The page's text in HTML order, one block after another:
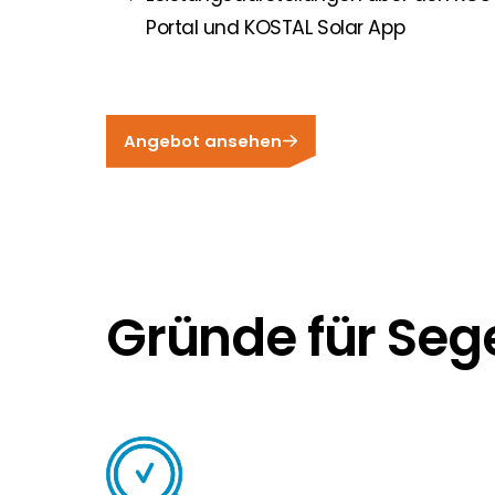
Portal und KOSTAL Solar App
Angebot ansehen
Gründe für